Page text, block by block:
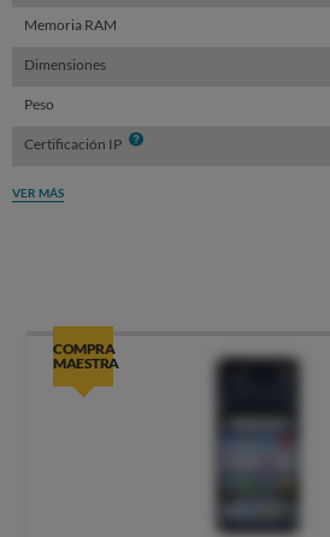
Memoria RAM
Dimensiones
Peso
Certificación IP Info
VER MÁS
COMPRA
MAESTRA